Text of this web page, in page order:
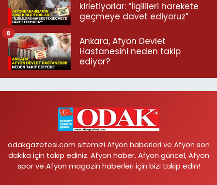
kirletiyorlar: “İlgilileri harekete
geçmeye davet ediyoruz”
Ankara, Afyon Devlet
Hastanesini neden takip
ediyor?
6
odakgazetesi.com sitemizi Afyon haberleri ve Afyon son
dakika için takip ediniz. Afyon haber, Afyon güncel, Afyon
spor ve Afyon magazin haberleri için bizi takip edin!